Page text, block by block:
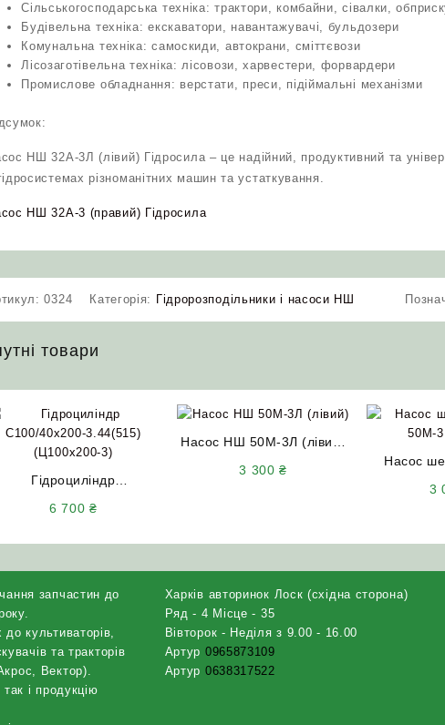
Сільськогосподарська техніка: трактори, комбайни, сівалки,
Будівельна техніка: екскаватори, навантажувачі, бульдозери
Комунальна техніка: самоскиди, автокрани, сміттєвози
Лісозаготівельна техніка: лісовози, харвестери, форвардери
Промислове обладнання: верстати, преси, підіймальні механізми
НШ 32А-3Л (лівий) Гідросила – це надійний, продуктивний та
різноманітних машин та устаткування.
НШ 32А-3 (правий) Гідросила
0324 Категорія: Гідророзподільники і насоси НШ
товари
Гідроциліндр
(Ц100х200-3) Гідросила
6 700 ₴
Насос НШ 50М-3Л (лівий)
3 300₴
Насос
3
запчастин до
культиваторів,
та тракторів
Вектор).
і продукцію
Харків авторинок Лоск (східна сторона)
Ряд - 4 Місце - 35
Вівторок - Неділя з 9.00 - 16.00
Артур 0965873109
Артур 0638317522